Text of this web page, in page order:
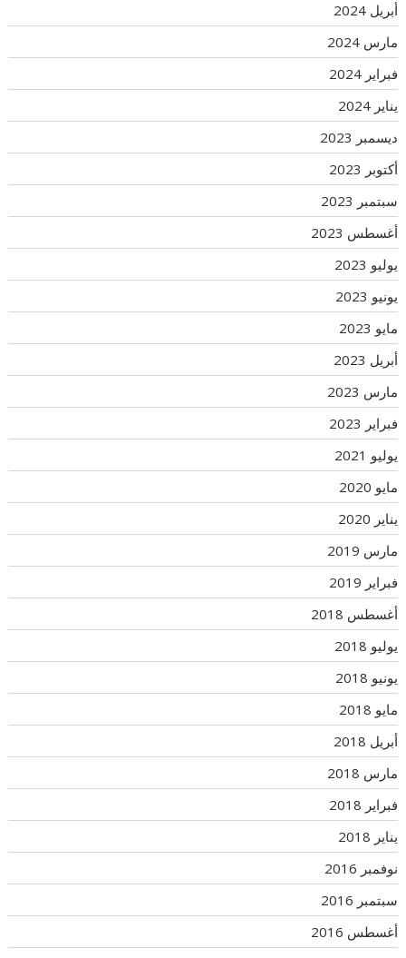
أبريل 2024
مارس 2024
فبراير 2024
يناير 2024
ديسمبر 2023
أكتوبر 2023
سبتمبر 2023
أغسطس 2023
يوليو 2023
يونيو 2023
مايو 2023
أبريل 2023
مارس 2023
فبراير 2023
يوليو 2021
مايو 2020
يناير 2020
مارس 2019
فبراير 2019
أغسطس 2018
يوليو 2018
يونيو 2018
مايو 2018
أبريل 2018
مارس 2018
فبراير 2018
يناير 2018
نوفمبر 2016
سبتمبر 2016
أغسطس 2016